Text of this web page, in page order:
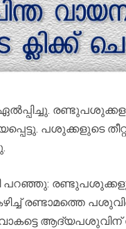
പശുക്കളുടെ
രണ്ടാമത്തെ
ആദ്യപശുവിന്